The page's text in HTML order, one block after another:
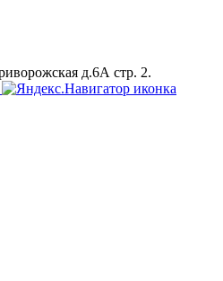
д.6А стр. 2.